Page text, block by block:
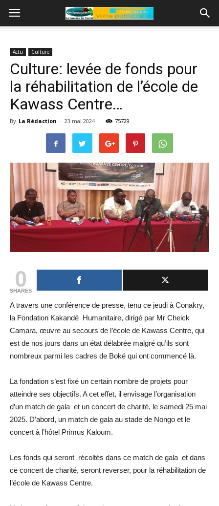
Actu Culture
Culture: levée de fonds pour
la réhabilitation de l’école de
Kawass Centre…
By La Rédaction - 23 mai 2024 75729
0
SHARES
A travers une conférence de presse, tenu ce jeudi à Conakry,
la Fondation Kakandé Humanitaire, dirigé par Mr Cheick
Camara, œuvre au secours de l’école de Kawass Centre, qui
est de nos jours dans un état délabrée malgré qu’ils sont
nombreux parmi les cadres de Boké qui ont commencé là.
La fondation s’est fixé un certain nombre de projets pour
atteindre ses objectifs. A cet effet, il envisage l’organisation
d’un match de gala et un concert de charité, le samedi 25 mai
2025. D’abord, un match de gala au stade de Nongo et le
concert à l’hôtel Primus Kaloum.
Les fonds qui seront récoltés dans ce match de gala et dans
ce concert de charité, seront reverser, pour la réhabilitation de
l’école de Kawass Centre.